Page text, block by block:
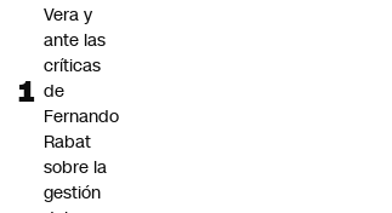
Vera y
ante las
críticas
de
Fernando
Rabat
sobre la
gestión